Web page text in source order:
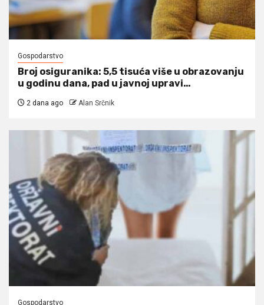
Gospodarstvo
Broj osiguranika: 5,5 tisuća više u obrazovanju
u godinu dana, pad u javnoj upravi…
2 dana ago Alan Srčnik
Gospodarstvo